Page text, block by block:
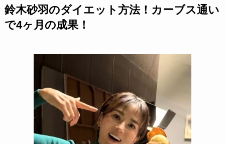
鈴木砂羽のダイエット方法！カーブス通い
で4ヶ月の成果！